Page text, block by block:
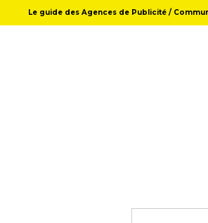
Le guide des Agences de Publicité /